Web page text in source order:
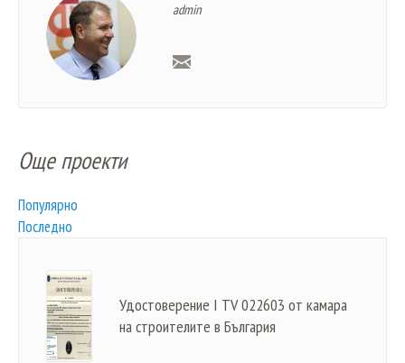
admin
Още проекти
Популярно
Последно
Удостоверение I TV 022603 от камара
на строителите в България